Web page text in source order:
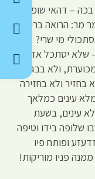
– דהאי שופרא
מר: הרואה בריות
מי שרי?
שלא יסתכל אדם
ולא בבגדי
ולא בחזירה
עינים כמלאך
עינים, בשעת
שלופה בידו וטיפה
ופותח פיו
פניו מוריקות!